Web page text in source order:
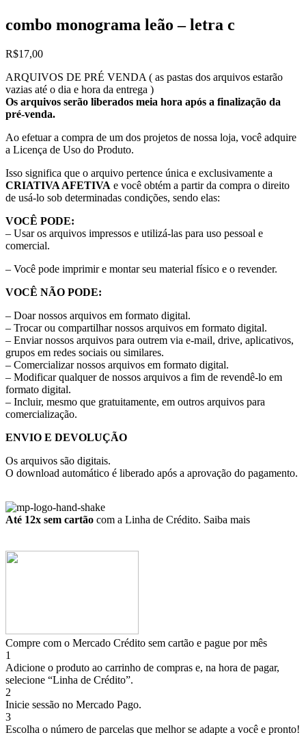
combo monograma leão – letra c
R$17,00
ARQUIVOS DE PRÉ VENDA ( as pastas dos arquivos estarão
vazias até o dia e hora da entrega )
Os arquivos serão liberados meia hora após a finalização da
pré-venda.
Ao efetuar a compra de um dos projetos de nossa loja, você adquire
a Licença de Uso do Produto.
Isso significa que o arquivo pertence única e exclusivamente a
CRIATIVA AFETIVA e você obtém a partir da compra o direito
de usá-lo sob determinadas condições, sendo elas:
VOCÊ PODE:
– Usar os arquivos impressos e utilizá-las para uso pessoal e
comercial.
– Você pode imprimir e montar seu material físico e o revender.
VOCÊ NÃO PODE:
– Doar nossos arquivos em formato digital.
– Trocar ou compartilhar nossos arquivos em formato digital.
– Enviar nossos arquivos para outrem via e-mail, drive, aplicativos,
grupos em redes sociais ou similares.
– Comercializar nossos arquivos em formato digital.
– Modificar qualquer de nossos arquivos a fim de revendê-lo em
formato digital.
– Incluir, mesmo que gratuitamente, em outros arquivos para
comercialização.
ENVIO E DEVOLUÇÃO
Os arquivos são digitais.
O download automático é liberado após a aprovação do pagamento.
Até 12x sem cartão com a Linha de Crédito. Saiba mais
Compre com o Mercado Crédito sem cartão e pague por mês
1
Adicione o produto ao carrinho de compras e, na hora de pagar,
selecione “Linha de Crédito”.
2
Inicie sessão no Mercado Pago.
3
Escolha o número de parcelas que melhor se adapte a você e pronto!